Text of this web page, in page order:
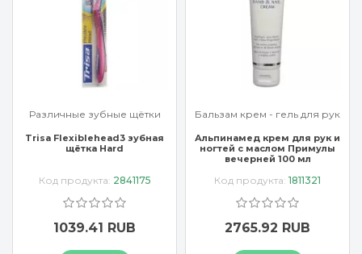
Различные зубные щётки
Trisa Flexiblehead3 зубная
щётка Hard
Код продукта: 2841175
1039.41 RUB
Бальзам крем - гель для рук
Альпинамед крем для рук и
ногтей с маслом Примулы
вечерней 100 мл
Код продукта: 1811321
2765.92 RUB